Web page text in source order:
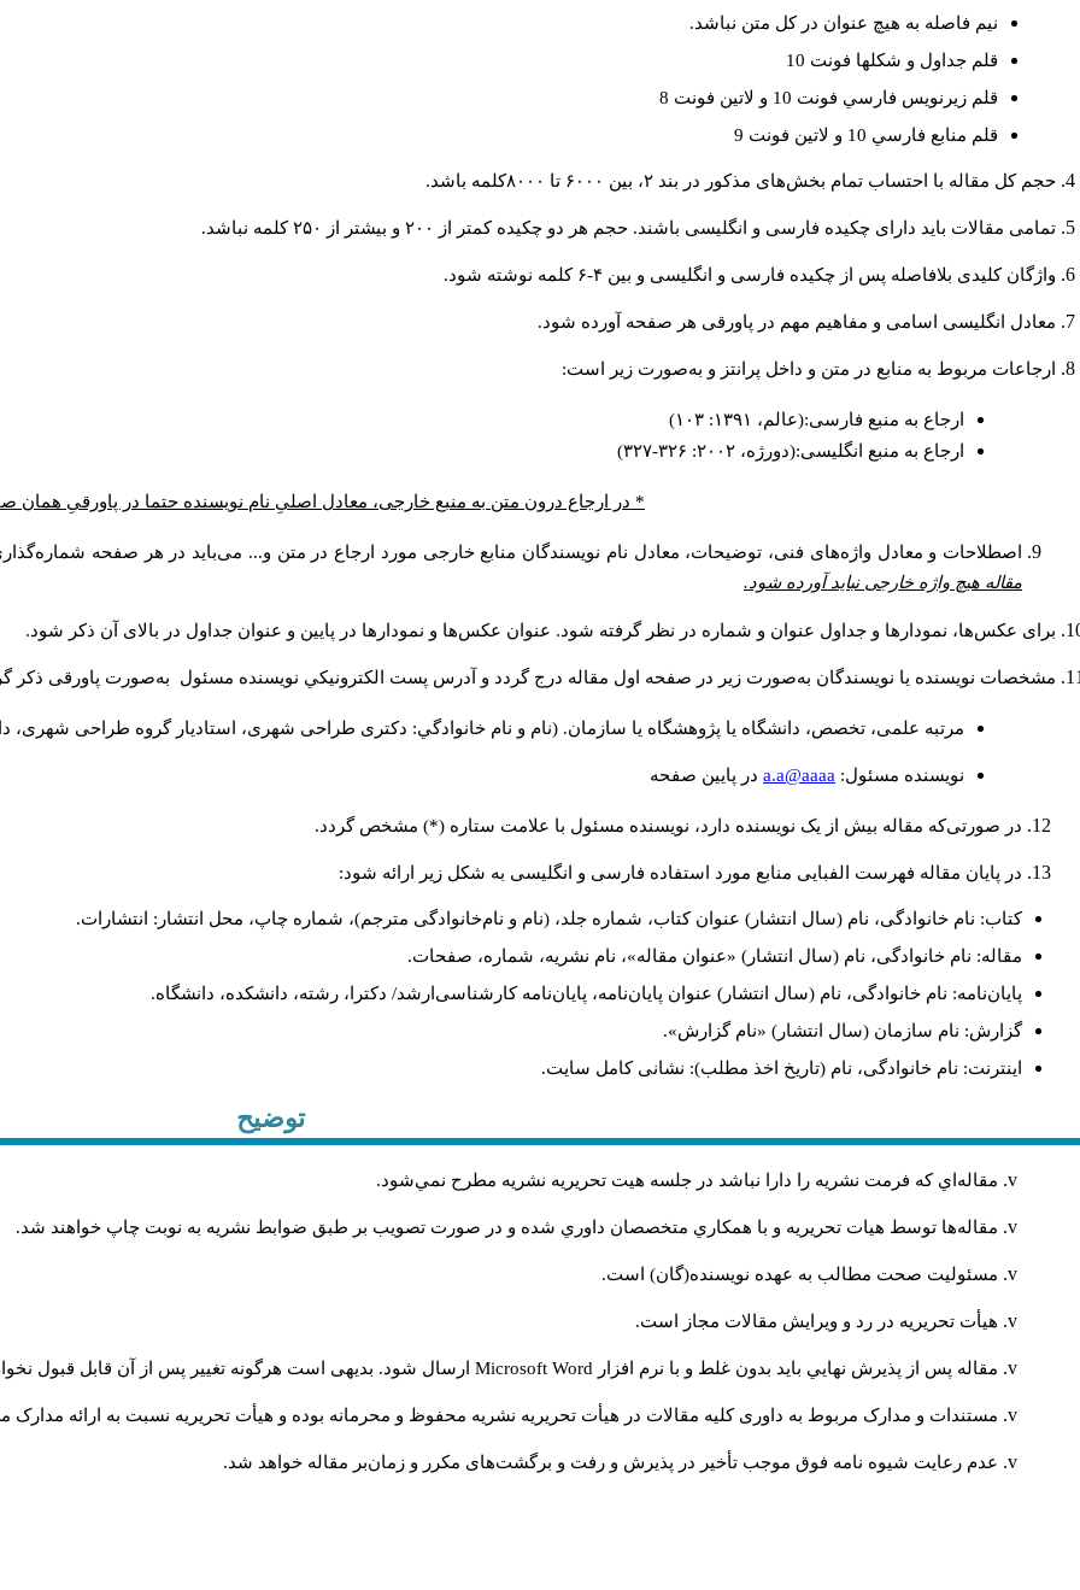
نيم فاصله به هيچ عنوان در كل متن نباشد.
قلم جداول و شكلها فونت 10
قلم زيرنويس فارسي فونت 10 و لاتين فونت 8
قلم منابع فارسي 10 و لاتين فونت 9
حجم کل مقاله با احتساب تمام بخش‌های مذکور در بند ۲، بین ۶۰۰۰ تا ۸۰۰۰کلمه باشد.
تمامی مقالات باید دارای چکیده فارسی و انگلیسی باشند. حجم هر دو چکیده کمتر از ۲۰۰ و بیشتر از ۲۵۰ کلمه نباشد.
واژگان کلیدی بلافاصله پس از چکیده فارسی و انگلیسی و بین ۴-۶ کلمه نوشته شود.
معادل انگلیسی اسامی و مفاهیم مهم در پاورقی هر صفحه آورده شود.
ارجاعات مربوط به منابع در متن و داخل پرانتز و به‌صورت زیر است:
ارجاع به منبع فارسی:(عالم، ۱۳۹۱: ۱۰۳)
ارجاع به منبع انگلیسی:(دورژه، ۲۰۰۲: ۳۲۶-۳۲۷)
* در ارجاع درون متن به منبع خارجی، معادل اصلیِ نام نویسنده حتما در پاورقیِ همان
اصطلاحات و معادل واژه‌های فنی، توضیحات، معادل نام نویسندگان منابع خارجی مورد ارجاع در متن و... می‌باید در هر صفحه
مقاله هیچ واژه خارجی نباید آورده شود.
برای عکس‌ها، نمودارها و جداول عنوان و شماره در نظر گرفته شود. عنوان عکس‌ها و نمودارها در پایین و عنوان جداول در بالای آن ذکر شود.
مشخصات نویسنده یا نویسندگان به‌صورت زیر در صفحه اول مقاله درج گردد و آدرس پست الكترونيكي نويسنده مسئول به‌صورت پاورقی ذکر
مرتبه علمی، تخصص، دانشگاه یا پژوهشگاه یا سازمان. (نام و نام خانوادگي: دکتری طراحی شهری، استادیار گروه طراحی شهری،
نويسنده مسئول: a.a@aaaa در پايين صفحه
در صورتی‌که مقاله بیش از یک نویسنده دارد، نویسنده مسئول با علامت ستاره (*) مشخص گردد.
در پایان مقاله فهرست الفبایی منابع مورد استفاده فارسی و انگلیسی به شکل زیر ارائه شود:
کتاب: نام خانوادگی، نام (سال انتشار) عنوان کتاب، شماره جلد، (نام و نام‌خانوادگی مترجم)، شماره چاپ، محل انتشار: انتشارات.
مقاله: نام خانوادگی، نام (سال انتشار) «عنوان مقاله»، نام نشریه، شماره، صفحات.
پایان‌نامه: نام خانوادگی، نام (سال انتشار) عنوان پایان‌نامه، پایان‌نامه کارشناسی‌ارشد/ دکترا، رشته، دانشکده، دانشگاه.
گزارش: نام سازمان (سال انتشار) «نام گزارش».
اینترنت: نام خانوادگی، نام (تاریخ اخذ مطلب): نشانی کامل سایت.
توضیح
مقاله‌اي كه فرمت نشريه را دارا نباشد در جلسه هيت تحريريه نشريه مطرح نمي‌شود.
مقاله‌ها توسط هیات تحريريه و با همکاري متخصصان داوري شده و در صورت تصويب بر طبق ضوابط نشريه به نوبت چاپ خواهند شد.
مسئوليت صحت مطالب به عهده نويسنده(گان) است.
هيأت تحريريه در رد و ويرايش مقالات مجاز است.
مقاله پس از پذيرش نهايي باید بدون غلط و با نرم افزار Microsoft Word ارسال شود. بدیهی است هرگونه تغییر پس از آن قابل قبول
مستندات و مدارک مربوط به داوری کلیه مقالات در هیأت تحریریه نشریه محفوظ و محرمانه بوده و هیأت تحریریه نسبت به ارائه مدارک
عدم رعایت شیوه نامه فوق موجب تأخیر در پذیرش و رفت و برگشت‌‌های مکرر و زمان‌بر مقاله خواهد شد.